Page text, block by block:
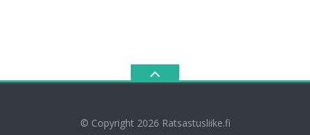
© Copyright 2026 Ratsastusliike.fi